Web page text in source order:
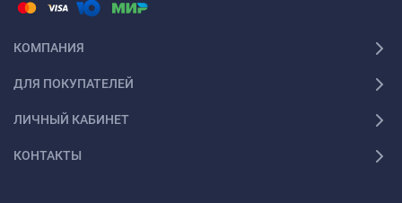
КОМПАНИЯ
ДЛЯ ПОКУПАТЕЛЕЙ
ЛИЧНЫЙ КАБИНЕТ
КОНТАКТЫ